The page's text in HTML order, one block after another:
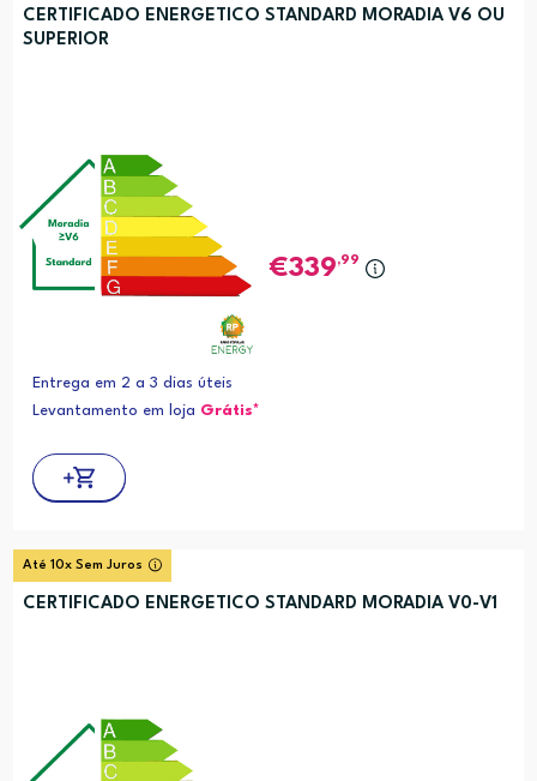
CERTIFICADO ENERGETICO STANDARD MORADIA V6 OU
SUPERIOR
339,99
Entrega em 2 a 3 dias úteis
Levantamento em loja Grátis*
Até 10x Sem Juros
CERTIFICADO ENERGETICO STANDARD MORADIA V0-V1